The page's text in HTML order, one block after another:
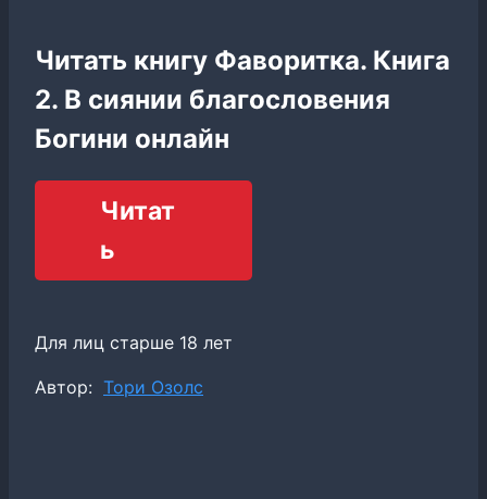
Читать книгу Фаворитка. Книга
2. В сиянии благословения
Богини онлайн
Читат
ь
Для лиц старше 18 лет
Метки
Автор: Тори Озолс